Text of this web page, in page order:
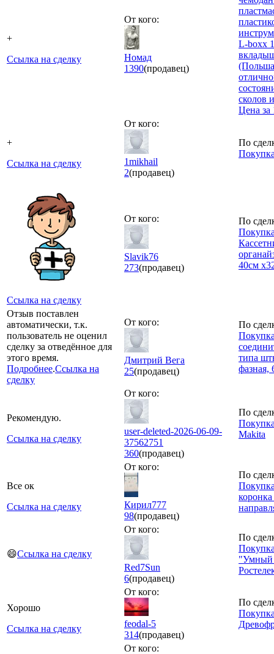
+
Ссылка на сделку
От кого:
Номад
1390(продавец)
L-boxx
сколов
Цена
+
Ссылка на сделку
От кого:
1mikhail
2(продавец)
По
Ссылка на сделку
От кого:
Slavik76
273(продавец)
По
40см
Отзыв поставлен
автоматически, т.к.
пользователь не оценил
сделку за отведённое для
этого время.
Подробнее.Ссылка на
сделку
От кого:
Дмитрий Вега
25(продавец)
По
типа
фазная,
Рекомендую.
Ссылка на сделку
От кого:
user-deleted-2026-06-09-
37562751
360(продавец)
По
Makita
Все ок
Ссылка на сделку
От кого:
Кирил777
98(продавец)
По
😄Ссылка на сделку
От кого:
Red7Sun
6(продавец)
По
"Умный
Хорошо
Ссылка на сделку
От кого:
feodal-5
314(продавец)
По
От кого: